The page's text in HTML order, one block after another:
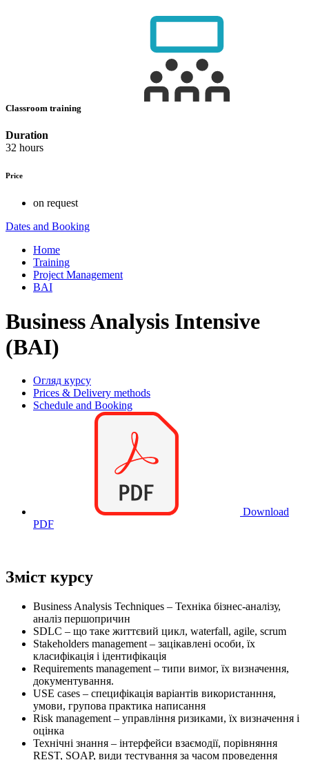
Classroom training
Duration
32 hours
Price
on request
Dates and Booking
Home
Training
Project Management
BAI
Business Analysis Intensive
(BAI)
Огляд курсу
Prices & Delivery methods
Schedule and Booking
Download
PDF
Зміст курсу
Business Analysis Techniques – Техніка бізнес-аналізу,
аналіз першопричин
SDLC – що таке життєвий цикл, waterfall, agile, scrum
Stakeholders management – зацікавлені особи, їх
класифікація і ідентифікація
Requirements management – типи вимог, їх визначення,
документування.
USE cases – специфікація варіантів використанння,
умови, групова практика написання
Risk management – управління ризиками, їх визначення і
оцінка
Технічні знання – інтерфейси взаємодії, порівняння
REST, SOAP, види тестування за часом проведення